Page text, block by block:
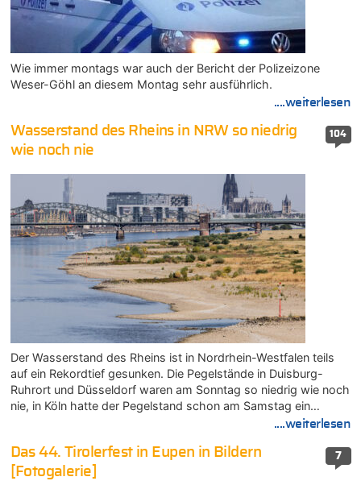
Wie immer montags war auch der Bericht der Polizeizone
Weser-Göhl an diesem Montag sehr ausführlich.
....weiterlesen
104
Wasserstand des Rheins in NRW so niedrig
wie noch nie
Der Wasserstand des Rheins ist in Nordrhein-Westfalen teils
auf ein Rekordtief gesunken. Die Pegelstände in Duisburg-
Ruhrort und Düsseldorf waren am Sonntag so niedrig wie noch
nie, in Köln hatte der Pegelstand schon am Samstag ein…
....weiterlesen
7
Das 44. Tirolerfest in Eupen in Bildern
[Fotogalerie]